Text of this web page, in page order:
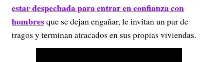
estar despechada para entrar en confianza con
hombresque se dejan engañar, le invitan un par de
tragos y terminan atracados en sus propias viviendas.